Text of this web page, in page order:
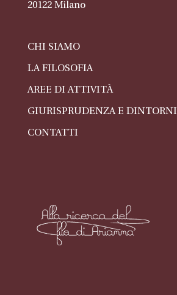
20122 Milano
CHI SIAMO
LA FILOSOFIA
AREE DI ATTIVITÀ
GIURISPRUDENZA E DINTORNI
CONTATTI